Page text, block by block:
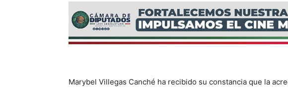
Marybel Villegas Canché ha recibido su constancia que la